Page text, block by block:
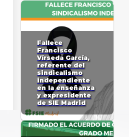
Fallece
Francisco
Vírseda García,
referente del
sindicalismo
independiente
en la enseñanza
y expresidente
de SIE Madrid